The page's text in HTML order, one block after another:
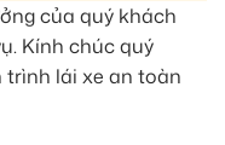
của quý khách
Kính chúc quý
lái xe an toàn